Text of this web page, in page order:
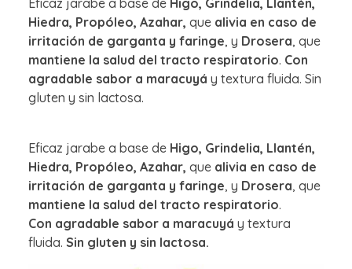
Eficaz jarabe a base de Higo, Grindelia, Llantén,
Hiedra, Propóleo, Azahar, que alivia en caso de
irritación de garganta y faringe, y Drosera, que
mantiene la salud del tracto respiratorio. Con
agradable sabor a maracuyá y textura fluida. Sin
gluten y sin lactosa.
Eficaz jarabe a base de Higo, Grindelia, Llantén,
Hiedra, Propóleo, Azahar, que alivia en caso de
irritación de garganta y faringe, y Drosera, que
mantiene la salud del tracto respiratorio.
Con agradable sabor a maracuyá y textura
fluida. Sin gluten y sin lactosa.